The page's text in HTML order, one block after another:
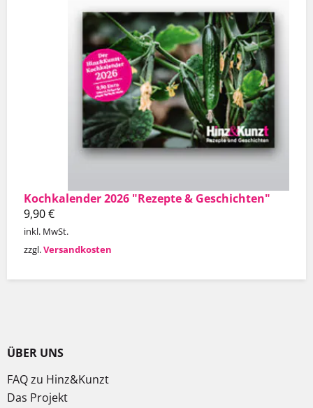
Kochkalender 2026 "Rezepte & Geschichten"
9,90€
inkl. MwSt.
zzgl.Versandkosten
ÜBER UNS
FAQ zu Hinz&Kunzt
Das Projekt